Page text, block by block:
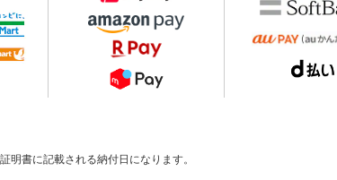
書に記載される納付日になります。